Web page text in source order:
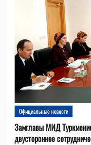
Официальные новости
Замглавы МИД
двустороннее